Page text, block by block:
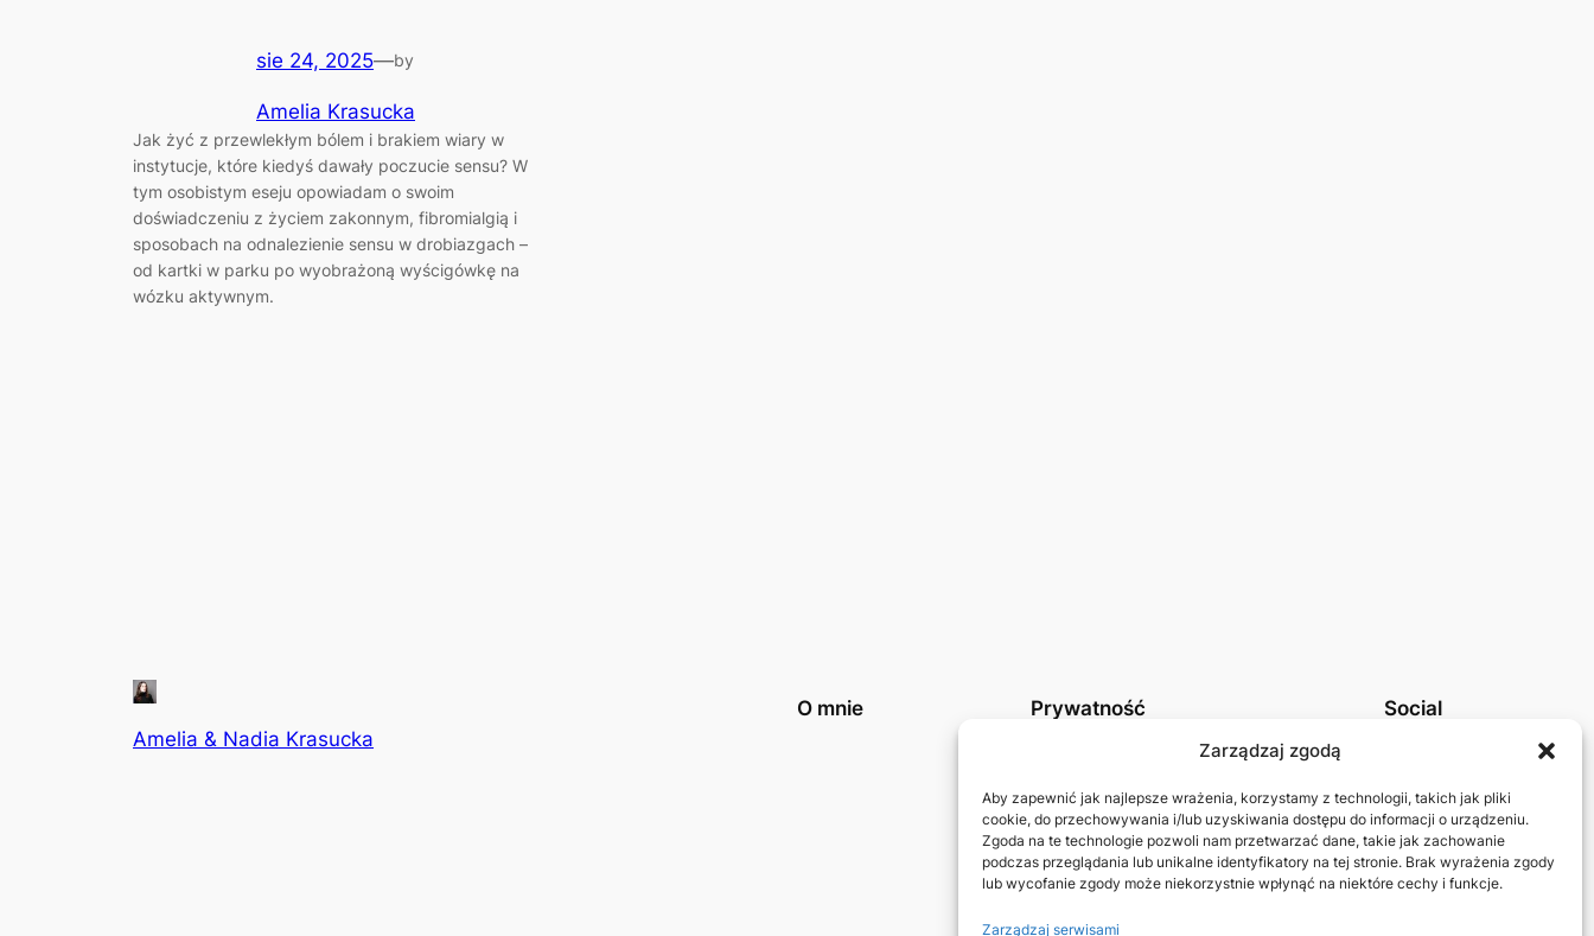
Zarządzaj zgodą
Aby zapewnić jak najlepsze wrażenia, korzystamy z technologii, takich jak pliki
cookie, do przechowywania i/lub uzyskiwania dostępu do informacji o urządzeniu.
Zgoda na te technologie pozwoli nam przetwarzać dane, takie jak zachowanie
podczas przeglądania lub unikalne identyfikatory na tej stronie. Brak wyrażenia zgody
lub wycofanie zgody może niekorzystnie wpłynąć na niektóre cechy i funkcje.
Zarządzaj serwisami
sie 24, 2025—by
Amelia Krasucka
Jak żyć z przewlekłym bólem i brakiem wiary w
instytucje, które kiedyś dawały poczucie sensu? W
tym osobistym eseju opowiadam o swoim
doświadczeniu z życiem zakonnym, fibromialgią i
sposobach na odnalezienie sensu w drobiazgach –
od kartki w parku po wyobrażoną wyścigówkę na
wózku aktywnym.
Amelia & Nadia Krasucka
O mnie Prywatność
Polityka prywatności UE
Social